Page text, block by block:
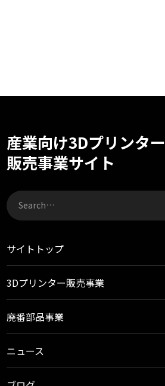
産業向け3Dプリンター
販売事業サイト
サイトトップ
3Dプリンター販売事業
廃番部品事業
ニュース